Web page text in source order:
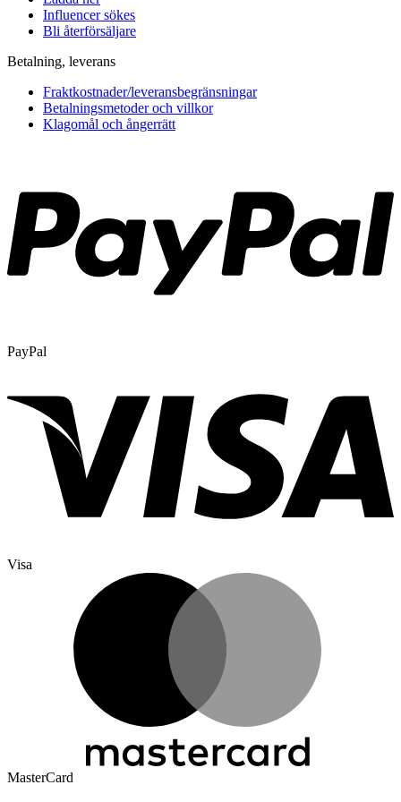
Influencer sökes
Bli återförsäljare
Betalning, leverans
Fraktkostnader/leveransbegränsningar
Betalningsmetoder och villkor
Klagomål och ångerrätt
PayPal
Visa
MasterCard